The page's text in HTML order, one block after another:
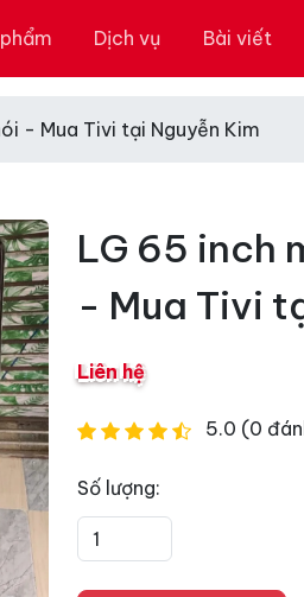
Dịch vụ Bài viết
- Mua Tivi tại Nguyễn Kim
LG 65 inch
- Mua Tivi
Liên hệ
5.0 (0
Số lượng: